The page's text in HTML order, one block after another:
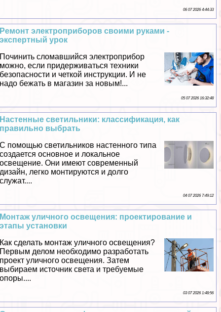
06 07 2026 4:44:33
Ремонт электроприборов своими руками -
экспертный урок
Починить сломавшийся электроприбор
можно, если придерживаться техники
безопасности и четкой инструкции. И не
надо бежать в магазин за новым!...
05 07 2026 16:32:48
Настенные светильники: классификация, как
правильно выбрать
С помощью светильников настенного типа
создается основное и локальное
освещение. Они имеют современный
дизайн, легко монтируются и долго
служат....
04 07 2026 7:49:12
Монтаж уличного освещения: проектирование и
этапы установки
Как сделать монтаж уличного освещения?
Первым делом необходимо разработать
проект уличного освещения. Затем
выбираем источник света и требуемые
опоры....
03 07 2026 1:48:56